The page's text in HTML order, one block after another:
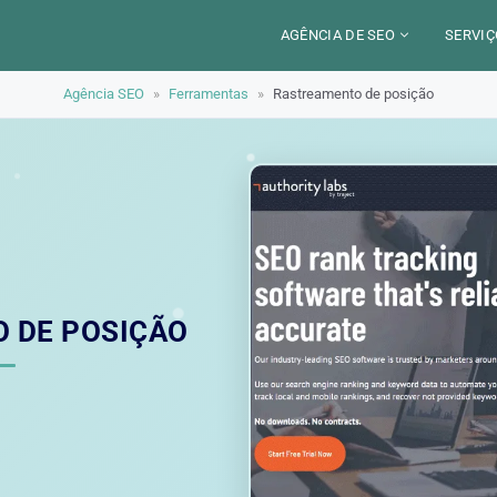
AGÊNCIA DE SEO
LOCALIZAÇÃO
TRABALHO
ALEXANDRE MAROTEL
Agência SEO » Ferramentas » Rastreamento de posição
DE POSIÇÃO